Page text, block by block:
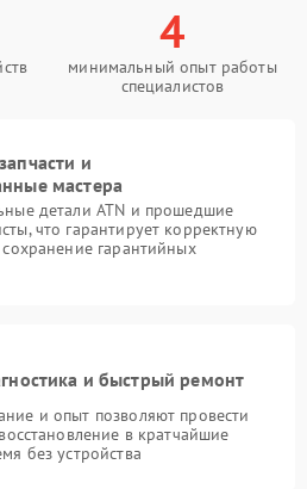
4
минимальный опыт работы
специалистов
и
мастера
детали ATN и прошедшие
что гарантирует корректную
гарантийных
и быстрый ремонт
и опыт позволяют провести
в кратчайшие
без устройства